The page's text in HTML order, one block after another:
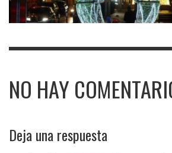
NO HAY
Deja una respuesta